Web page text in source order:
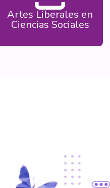
Artes Liberales en
Ciencias Sociales